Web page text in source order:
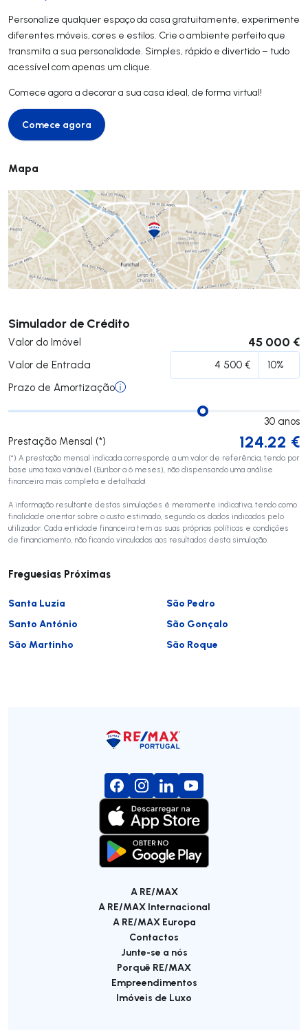
Personalize qualquer espaço da casa gratuitamente, experimente
diferentes móveis, cores e estilos. Crie o ambiente perfeito que
transmita a sua personalidade. Simples, rápido e divertido – tudo
acessível com apenas um clique.
Comece agora a decorar a sua casa ideal, de forma virtual!
Comece agora
Comece agora
Mapa
Simulador de Crédito
Valor do Imóvel 45 000 €
Valor de Entrada
Prazo de Amortização
30 anos
Prestação Mensal (*)
124.22 €
(*) A prestação mensal indicada corresponde a um valor de referência, tendo por
base uma taxa variável (Euribor a 6 meses), não dispensando uma análise
financeira mais completa e detalhada!
A informação resultante destas simulações é meramente indicativa, tendo como
finalidade orientar sobre o custo estimado, segundo os dados indicados pelo
utilizador. Cada entidade financeira tem as suas próprias políticas e condições
de financiamento, não ficando vinculadas aos resultados desta simulação.
Submeter
Freguesias Próximas
Santa Luzia
São Pedro
Santo António
São Gonçalo
São Martinho
São Roque
A RE/MAX
A RE/MAX Internacional
A RE/MAX Europa
Contactos
Junte-se a nós
Porquê RE/MAX
Empreendimentos
Imóveis de Luxo